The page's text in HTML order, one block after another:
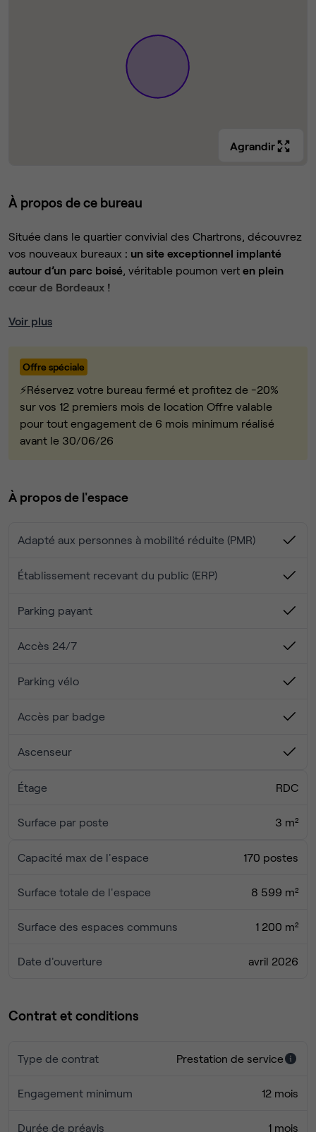
Agrandir
À propos de ce bureau
Située dans le quartier convivial des Chartrons, découvrez
vos nouveaux bureaux : un site exceptionnel implanté
autour d’un parc boisé, véritable poumon vert en plein
cœur de Bordeaux !
Ce bâtiment, ancien couvent du 18e siècle, se réinvente en
rencontrer.
Ici, tout est pensé pour l’épanouissement de ses
occupants : desappartements meublés clés en
mainauxespaces de travail flexibles en Coworking
un restaurant bistrot, une
large de services(ménage, accueil, conciergerie, etc.)
compte vraiment ! Des événements sont organisés tous
coworkerset habitants du quartier!
Voir plus
Offre spéciale
⚡Réservez votre bureau fermé et profitez de -20%
sur vos 12 premiers mois de location Offre valable
pour tout engagement de 6 mois minimum réalisé
avant le 30/06/26
À propos de l'espace
Adapté aux personnes à mobilité réduite (PMR)
Établissement recevant du public (ERP)
Parking payant
Accès 24/7
Parking vélo
Accès par badge
Ascenseur
Étage RDC
Surface par poste 3 m²
Capacité max de l'espace 170 postes
Surface totale de l'espace 8 599 m²
Surface des espaces communs 1 200 m²
Date d'ouverture avril 2026
Contrat et conditions
Type de contrat Prestation de service
Engagement minimum 12 mois
Durée de préavis 1 mois